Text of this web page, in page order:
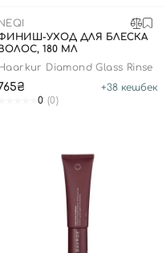
тела с SPF
Гаджеты
уход
уход
NEQI
УХОД ДЛЯ БЛЕСКА
180 МЛ
Haarkur Diamond Glass Rinse
+38 кешбек
0 (0)